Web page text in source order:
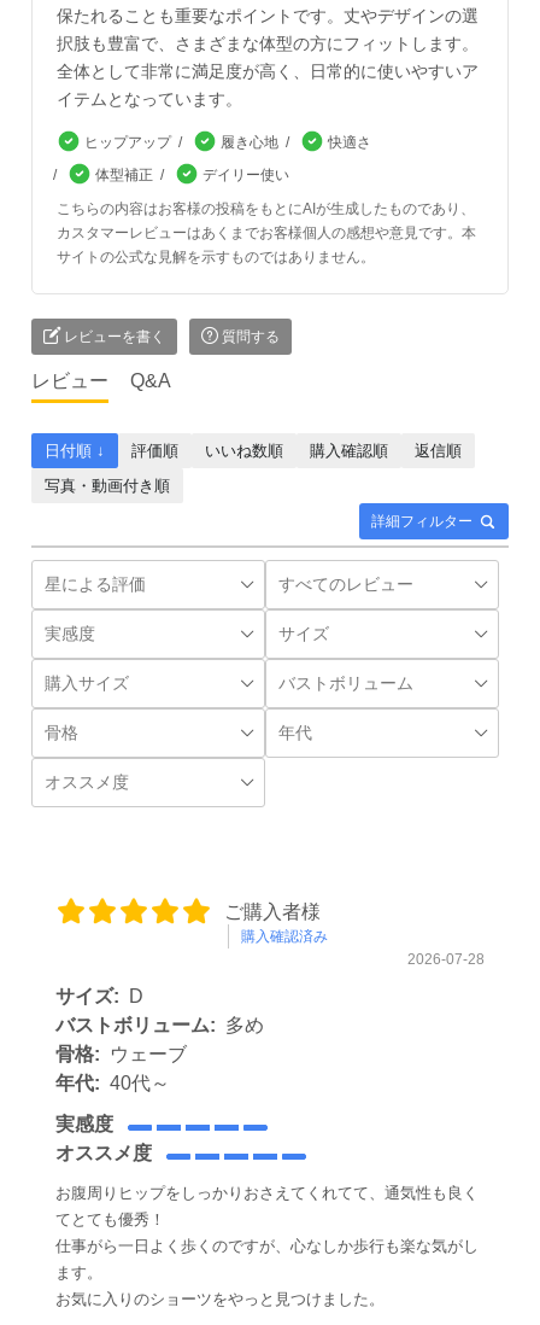
保たれることも重要なポイントです。丈やデザインの選
択肢も豊富で、さまざまな体型の方にフィットします。
全体として非常に満足度が高く、日常的に使いやすいア
イテムとなっています。
ヒップアップ 履き心地
快適さ
体型補正
デイリー使い
こちらの内容はお客様の投稿をもとにAIが生成したものであり、
カスタマーレビューはあくまでお客様個人の感想や意見です。本
サイトの公式な見解を示すものではありません。
レビューを書く 質問する
レビュー Q&A
詳細フィルター
日付順 ↓ 評価順 いいね数順 購入確認順
返信順
写真・動画付き順
ご購入者様
購入確認済み
2026-07-28
サイズ:
D
バストボリューム: 多め
骨格:
ウェーブ
年代: 40代～
実感度
オススメ度
お腹周りヒップをしっかりおさえてくれてて、通気性も良く
てとても優秀！
仕事がら一日よく歩くのですが、心なしか歩行も楽な気がし
ます。
お気に入りのショーツをやっと見つけました。